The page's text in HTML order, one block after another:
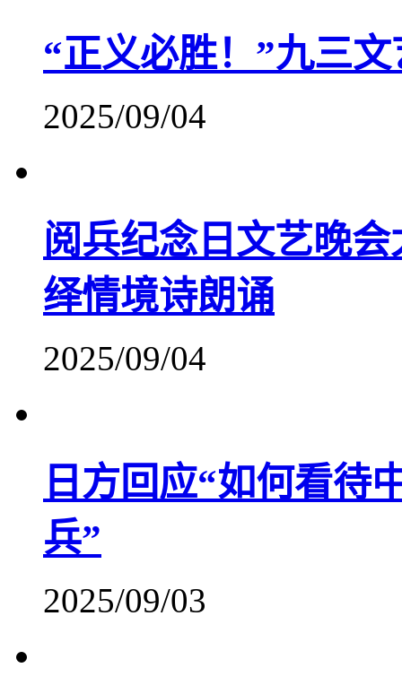
“正义必胜！”九三
2025/09/04
阅兵纪念日文艺晚
绎情境诗朗诵
2025/09/04
日方回应“如何看待
兵”
2025/09/03